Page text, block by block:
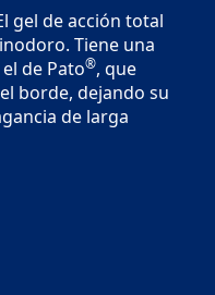
gel de acción total
Tiene una
de Pato®, que
borde, dejando su
de larga